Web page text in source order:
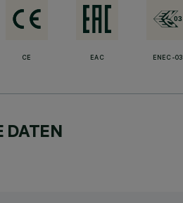
CE EAC ENEC-03
DATEN